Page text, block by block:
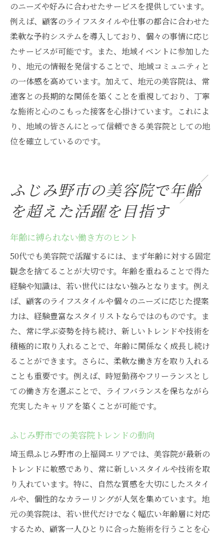
のニーズや好みに合わせたサービスを提供しています。
例えば、顧客のライフスタイルや仕事の都合に合わせた
柔軟な予約システムを導入しており、個々の事情に応じ
たサービスが可能です。また、地域イベントに参加した
り、地元の情報を発信することで、地域コミュニティと
の一体感を高めています。加えて、地元の美容院は、常
連客との長期的な関係を築くことを重視しており、丁寧
な施術と心のこもった接客を心掛けています。これによ
り、地域の皆さんにとって信頼できる美容院としての地
位を確立しているのです。
ふじみ野市の美容院で年齢
を超えた活躍を目指す
年齢に縛られない働き方のヒント
50代でも美容院で活躍するには、まず年齢に対する固定
観念を捨てることが大切です。年齢を重ねることで得た
経験や知識は、若い世代にはない強みとなります。例え
ば、顧客のライフスタイルや個々のニーズに応じた提案
力は、経験豊富なスタイリストならではのものです。ま
た、常に学ぶ姿勢を持ち続け、新しいトレンドや技術を
積極的に取り入れることで、年齢に関係なく成長し続け
ることができます。さらに、柔軟な働き方を取り入れる
ことも重要です。例えば、時短勤務やフリーランスとし
ての働き方を選ぶことで、ライフバランスを保ちながら
充実したキャリアを築くことが可能です。
ふじみ野市での美容院トレンドの動向
埼玉県ふじみ野市の上福岡エリアでは、美容院が最新の
トレンドに敏感であり、常に新しいスタイルや技術を取
り入れています。特に、自然な質感を大切にしたスタイ
ルや、個性的なカラーリングが人気を集めています。地
元の美容院は、若い世代だけでなく幅広い年齢層に対応
するため、顧客一人ひとりに合った施術を行うことを心